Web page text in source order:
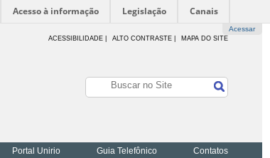
Acesso à informação Legislação Canais
Acessar
ACESSIBILIDADE ALTO CONTRASTE | MAPA DO SITE
Portal Unirio Guia Telefônico Contatos